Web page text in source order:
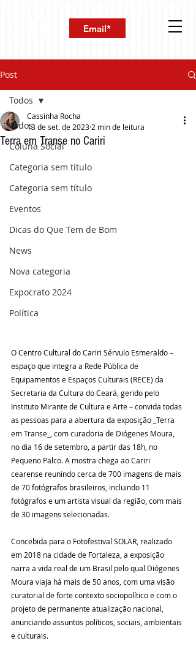
Post
Todos
Coluna Social
Categoria sem título
Categoria sem título
Eventos
Dicas do Que Tem de Bom
News
Nova categoria
Expocrato 2024
Política
Todos
Terra em Transe no Cariri
Cassinha Rocha
13 de set. de 2023 2 min de leitura
O Centro Cultural do Cariri Sérvulo Esmeraldo –
espaço que integra a Rede Pública de
Equipamentos e Espaços Culturais (RECE) da
Secretaria da Cultura do Ceará, gerido pelo
Instituto Mirante de Cultura e Arte – convida todas
as pessoas para a abertura da exposição _Terra
em Transe_, com curadoria de Diógenes Moura,
no dia 16 de setembro, a partir das 18h, no
Pequeno Palco. A mostra chega ao Cariri
cearense reunindo cerca de 700 imagens de mais
de 70 fotógrafos brasileiros, incluindo 11
fotógrafos e um artista visual da região, com mais
de 30 imagens selecionadas.
Concebida para o Fotofestival SOLAR, realizado
em 2018 na cidade de Fortaleza, a exposição
narra a vida real de um Brasil pelo qual Diógenes
Moura viaja há mais de 50 anos, com uma visão
curatorial de forte contexto sociopolítico e com o
projeto de permanente atualização nacional,
anunciando assuntos políticos, sociais, ambientais
e culturais.